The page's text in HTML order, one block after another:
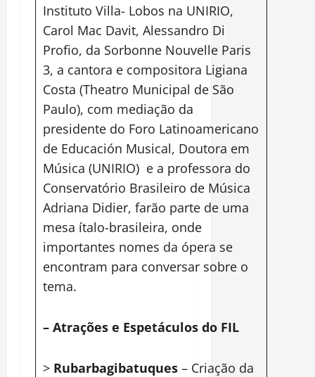
Instituto Villa- Lobos na UNIRIO,
Carol Mac Davit, Alessandro Di
Profio, da Sorbonne Nouvelle Paris
3, a cantora e compositora Ligiana
Costa (Theatro Municipal de São
Paulo), com mediação da
presidente do Foro Latinoamericano
de Educación Musical, Doutora em
Música (UNIRIO) e a professora do
Conservatório Brasileiro de Música
Adriana Didier, farão parte de uma
mesa ítalo-brasileira, onde
importantes nomes da ópera se
encontram para conversar sobre o
tema.
– Atrações e Espetáculos do FIL
> Rubarbagibatuques – Criação da